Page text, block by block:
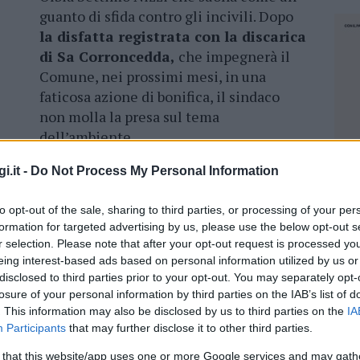
- Do Not Process My Personal Information
opt-out of the sale, sharing to third parties, or processing of your
for targeted advertising by us, please use the below opt-out
selection. Please note that after your opt-out request is processed
interest-based ads based on personal information utilized by us
to third parties prior to your opt-out. You may separately
of your personal information by third parties on the IAB’s list of
This information may also be disclosed by us to third parties on the
Participants that may further disclose it to other third parties.
that this website/app uses one or more Google services and may
guanto di sfida contro gli incivili. Dopo
la disfatta registrata con la discarica
di Sa Corroncedda, che impegnerà il
Comune, nei prossimi mesi, in una
faticosa azione di bonifica, il sindaco
non molla la presa sul tema
dell’ambiente.
direzione, la darà anche l’attivazione del
Ma non basta. “Se tutti i cittadini facessero
di Radio Internazionale – se
diventerebbe ancora più bella ed
puliscono la parte della strada davanti
dice:paghiamo già la Tari – prosegue -. Ma
all’impegno civico per rendere Olbia